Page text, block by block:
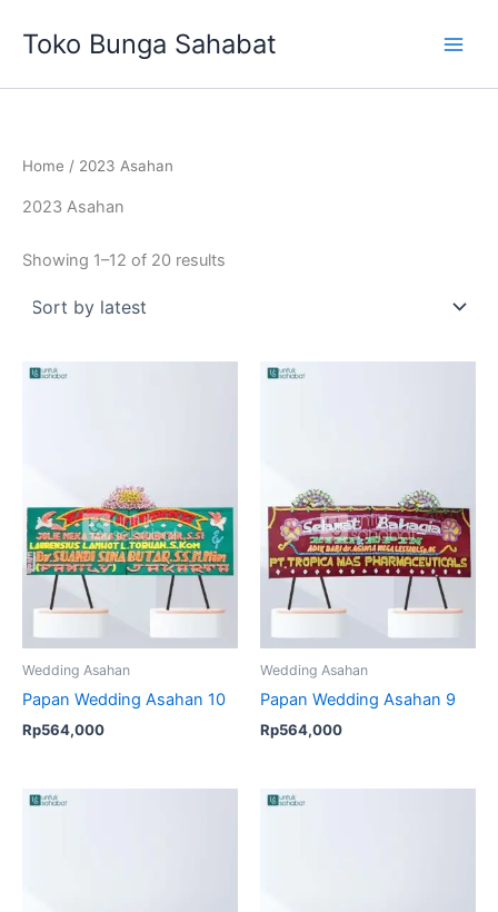
Toko Bunga Sahabat
Home / 2023 Asahan
2023 Asahan
Showing 1–12 of 20 results
latest
Wedding Asahan
Papan Wedding Asahan 10
Rp564,000
Wedding Asahan
Papan Wedding Asahan 9
Rp564,000